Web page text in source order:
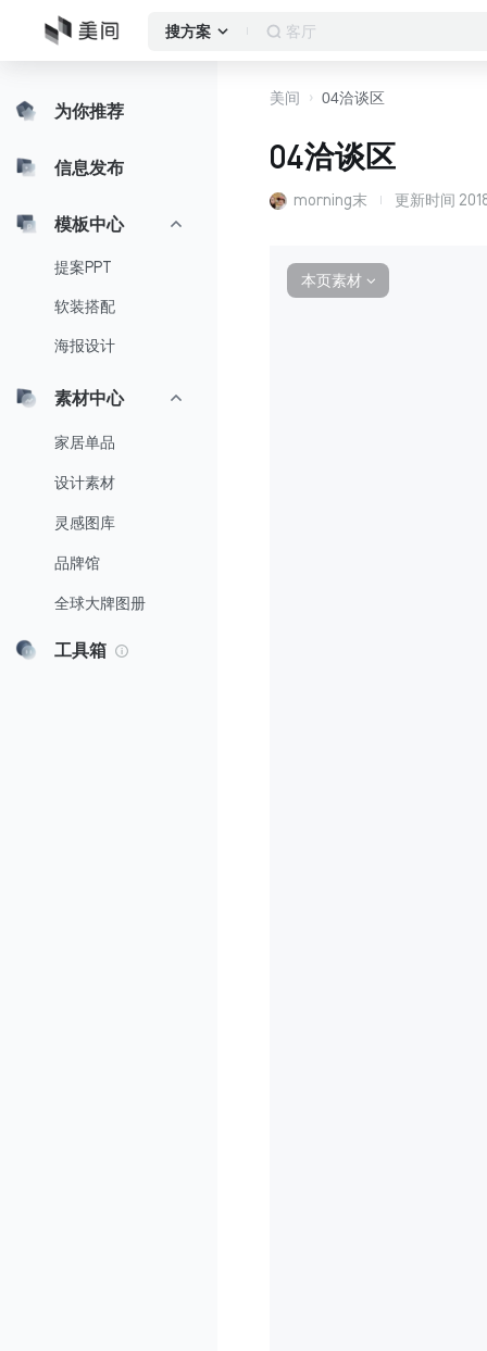
搜方案 客厅
为你推荐
信息发布
模板中心
提案PPT
软装搭配
海报设计
素材中心
家居单品
设计素材
灵感图库
品牌馆
全球大牌图册
工具箱
美间 04洽谈区
04洽谈区
morning末 更新时间
本页素材 ∨